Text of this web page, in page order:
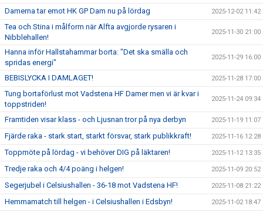
Damerna tar emot HK GP Dam nu på lördag 2025-12-02 11:42
Tea och Stina i målform när Alfta avgjorde rysaren i
Nibblehallen!
2025-11-30 21:00
Hanna inför Hallstahammar borta: "Det ska smälla och
spridas energi"
2025-11-29 16:00
BEBISLYCKA I DAMLAGET! 2025-11-28 17:00
Tung bortaförlust mot Vadstena HF Damer men vi är kvar i
toppstriden!
2025-11-24 09:34
Framtiden visar klass - och Ljusnan tror på nya derbyn 2025-11-19 11:07
Fjärde raka - stark start, starkt försvar, stark publikkraft! 2025-11-16 12:28
Toppmöte på lördag - vi behöver DIG på läktaren! 2025-11-12 13:35
Tredje raka och 4/4 poäng i helgen! 2025-11-09 20:52
Segerjubel i Celsiushallen - 36-18 mot Vadstena HF! 2025-11-08 21:22
Hemmamatch till helgen - i Celsiushallen i Edsbyn! 2025-11-02 18:47